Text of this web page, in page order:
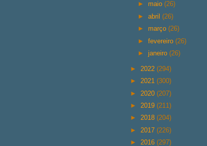
► maio(26)
►abril(26)
► março(26)
►fevereiro(26)
►janeiro(26)
► 2022 (294)
► 2021 (300)
► 2020 (207)
► 2019 (211)
► 2018 (204)
► 2017 (226)
► 2016 (297)